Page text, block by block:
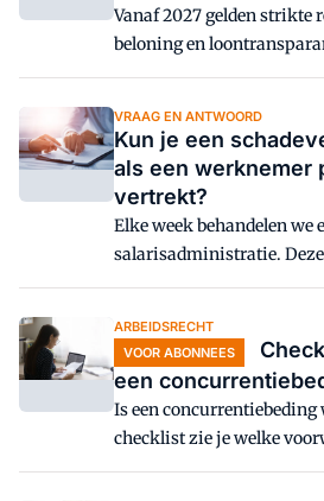
Vanaf 2027 gelden strikte
beloning en
organisatie. Bereid je
VRAAG EN ANTWOORD
Kun je een
als een werknemer
vertrekt?
Elke week behandelen
salarisadministratie. Deze
werkgever recht op een
direct stopt met werken,
opzegtermijn in acht te
ARBEIDSRECHT
VOOR ABONNEES
een
Is een concurrentiebeding
checklist zie je welke
spelen.